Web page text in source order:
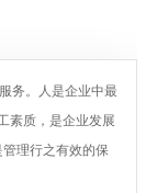
务。人是企业中最
素质，是企业发展
理行之有效的保